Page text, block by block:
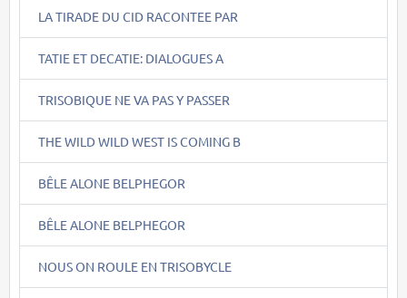
LA TIRADE DU CID RACONTEE PAR
TATIE ET DECATIE: DIALOGUES A
TRISOBIQUE NE VA PAS Y PASSER
THE WILD WILD WEST IS COMING B
BÊLE ALONE BELPHEGOR
BÊLE ALONE BELPHEGOR
NOUS ON ROULE EN TRISOBYCLE